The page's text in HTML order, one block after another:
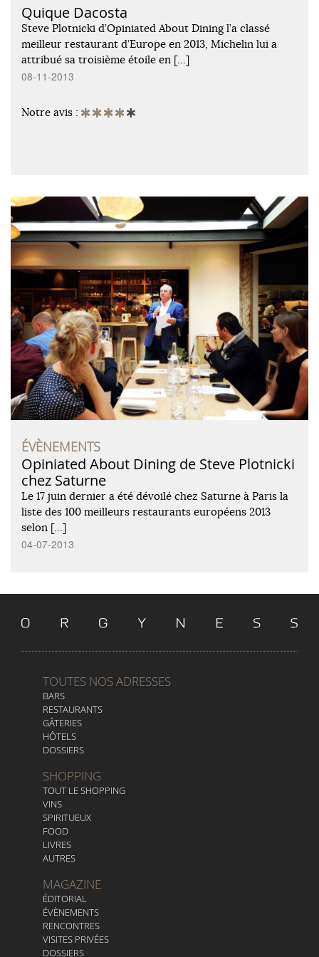
Quique Dacosta
Steve Plotnicki d’Opiniated About Dining l’a classé
meilleur restaurant d’Europe en 2013, Michelin lui a
attribué sa troisième étoile en […]
08-11-2013
Notre avis :
ÉVÈNEMENTS
Opiniated About Dining de Steve Plotnicki
chez Saturne
Le 17 juin dernier a été dévoilé chez Saturne à Paris la
liste des 100 meilleurs restaurants européens 2013
selon […]
04-07-2013
TOUTES NOS ADRESSES
BARS
RESTAURANTS
GÂTERIES
HÔTELS
DOSSIERS
SHOPPING
TOUT LE SHOPPING
VINS
SPIRITUEUX
FOOD
LIVRES
AUTRES
MAGAZINE
ÉDITORIAL
ÉVÈNEMENTS
RENCONTRES
VISITES PRIVÉES
DOSSIERS